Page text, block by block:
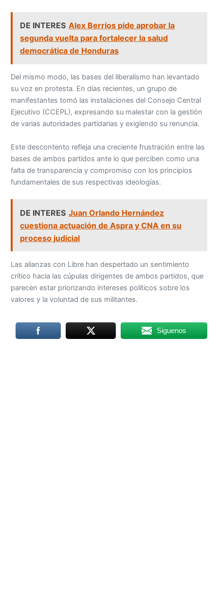
DE INTERES Alex Berríos pide aprobar la
segunda vuelta para fortalecer la salud
democrática de Honduras
Del mismo modo, las bases del liberalismo han levantado
su voz en protesta. En días recientes, un grupo de
manifestantes tomó las instalaciones del Consejo Central
Ejecutivo (CCEPL), expresando su malestar con la gestión
de varias autoridades partidarias y exigiendo su renuncia.
Este descontento refleja una creciente frustración entre las
bases de ambos partidos ante lo que perciben como una
falta de transparencia y compromiso con los principios
fundamentales de sus respectivas ideologías.
DE INTERES Juan Orlando Hernández
cuestiona actuación de Aspra y CNA en su
proceso judicial
Las alianzas con Libre han despertado un sentimiento
crítico hacia las cúpulas dirigentes de ambos partidos, que
parecen estar priorizando intereses políticos sobre los
valores y la voluntad de sus militantes.
Siguenos